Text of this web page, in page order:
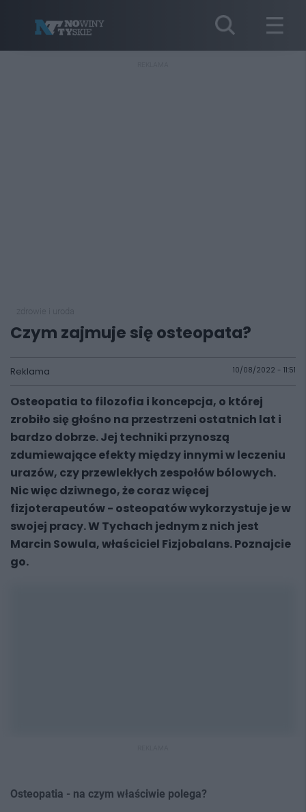
Czym zajmuje się osteopata?
Reklama 10/08/2022 - 11:51
Osteopatia to filozofia i koncepcja, o której
zrobiło się głośno na przestrzeni ostatnich lat i
bardzo dobrze. Jej techniki przynoszą
zdumiewające efekty między innymi w leczeniu
urazów, czy przewlekłych zespołów bólowych.
Nic więc dziwnego, że coraz więcej
fizjoterapeutów - osteopatów wykorzystuje je w
swojej pracy. W Tychach jednym z nich jest
Marcin Sowula, właściciel Fizjobalans. Poznajcie
go.
Osteopatia - na czym właściwie polega?